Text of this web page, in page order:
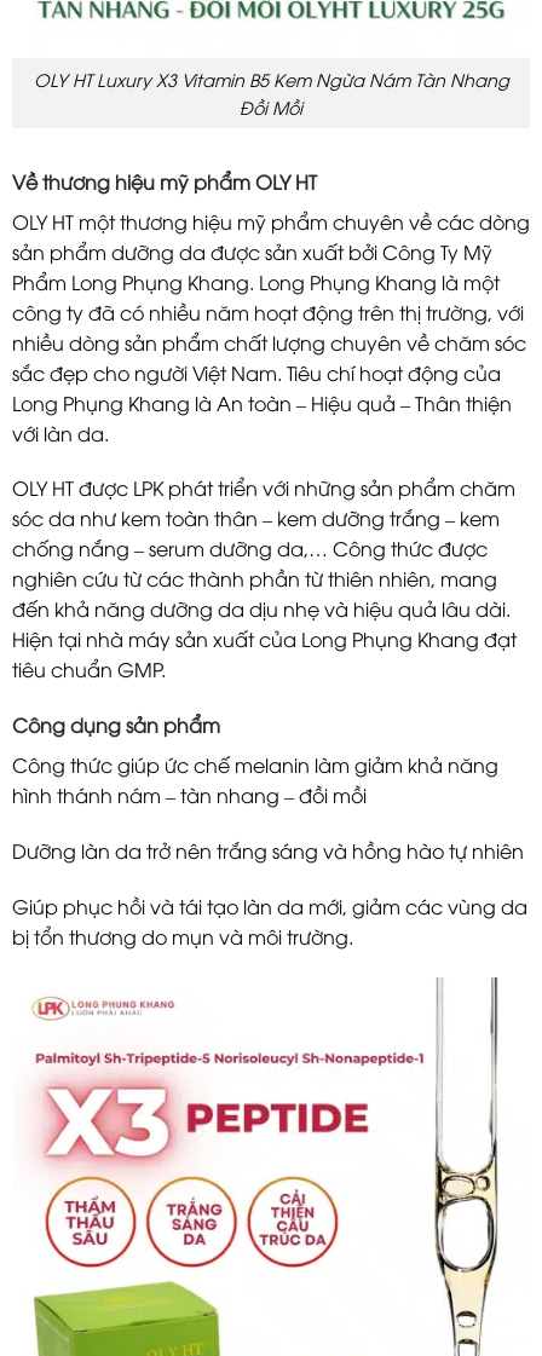
OLY HT Luxury X3 Vitamin B5 Kem Ngừa Nám Tàn Nhang
Đồi Mồi
Về thương hiệu mỹ phẩm OLY HT
OLY HT một thương hiệu mỹ phẩm chuyên về các dòng
sản phẩm dưỡng da được sản xuất bởi Công Ty Mỹ
Phẩm Long Phụng Khang. Long Phụng Khang là một
công ty đã có nhiều năm hoạt động trên thị trường, với
nhiều dòng sản phẩm chất lượng chuyên về chăm sóc
sắc đẹp cho người Việt Nam. Tiêu chí hoạt động của
Long Phụng Khang là An toàn – Hiệu quả – Thân thiện
với làn da.
OLY HT được LPK phát triển với những sản phẩm chăm
sóc da như kem toàn thân – kem dưỡng trắng – kem
chống nắng – serum dưỡng da,… Công thức được
nghiên cứu từ các thành phần từ thiên nhiên, mang
đến khả năng dưỡng da dịu nhẹ và hiệu quả lâu dài.
Hiện tại nhà máy sản xuất của Long Phụng Khang đạt
tiêu chuẩn GMP.
Công dụng sản phẩm
Công thức giúp ức chế melanin làm giảm khả năng
hình thánh nám – tàn nhang – đồi mồi
Dưỡng làn da trở nên trắng sáng và hồng hào tự nhiên
Giúp phục hồi và tái tạo làn da mới, giảm các vùng da
bị tổn thương do mụn và môi trường.